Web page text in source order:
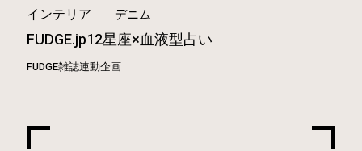
インテリア デニム
FUDGE.jp12星座×血液型占い
FUDGE雑誌連動企画